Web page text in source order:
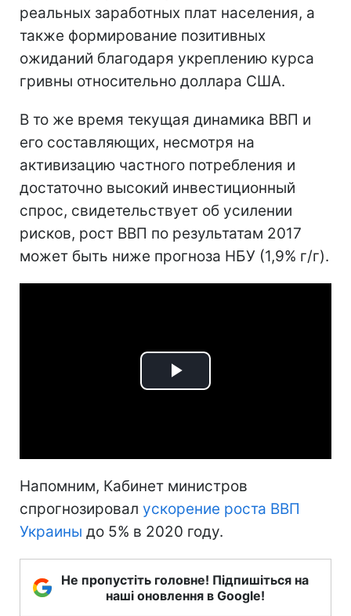
реальных заработных плат населения, а
также формирование позитивных
ожиданий благодаря укреплению курса
гривны относительно доллара США.
В то же время текущая динамика ВВП и
его составляющих, несмотря на
активизацию частного потребления и
достаточно высокий инвестиционный
спрос, свидетельствует об усилении
рисков, рост ВВП по результатам 2017
может быть ниже прогноза НБУ (1,9% г/г).
Play
Напомним, Кабинет министров
спрогнозировал ускорение роста ВВП
Украины до 5% в 2020 году.
Не пропустіть головне! Підпишіться на
наші оновлення в Google!